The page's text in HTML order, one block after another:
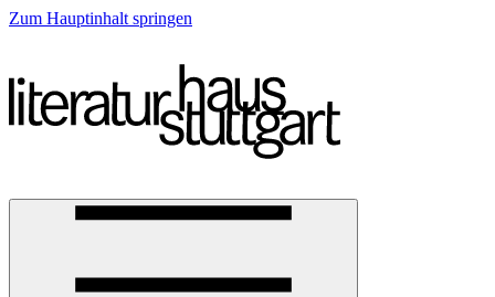
Zum Hauptinhalt springen